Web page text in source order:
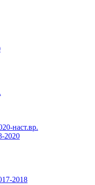
наст.вр.
2020
2018